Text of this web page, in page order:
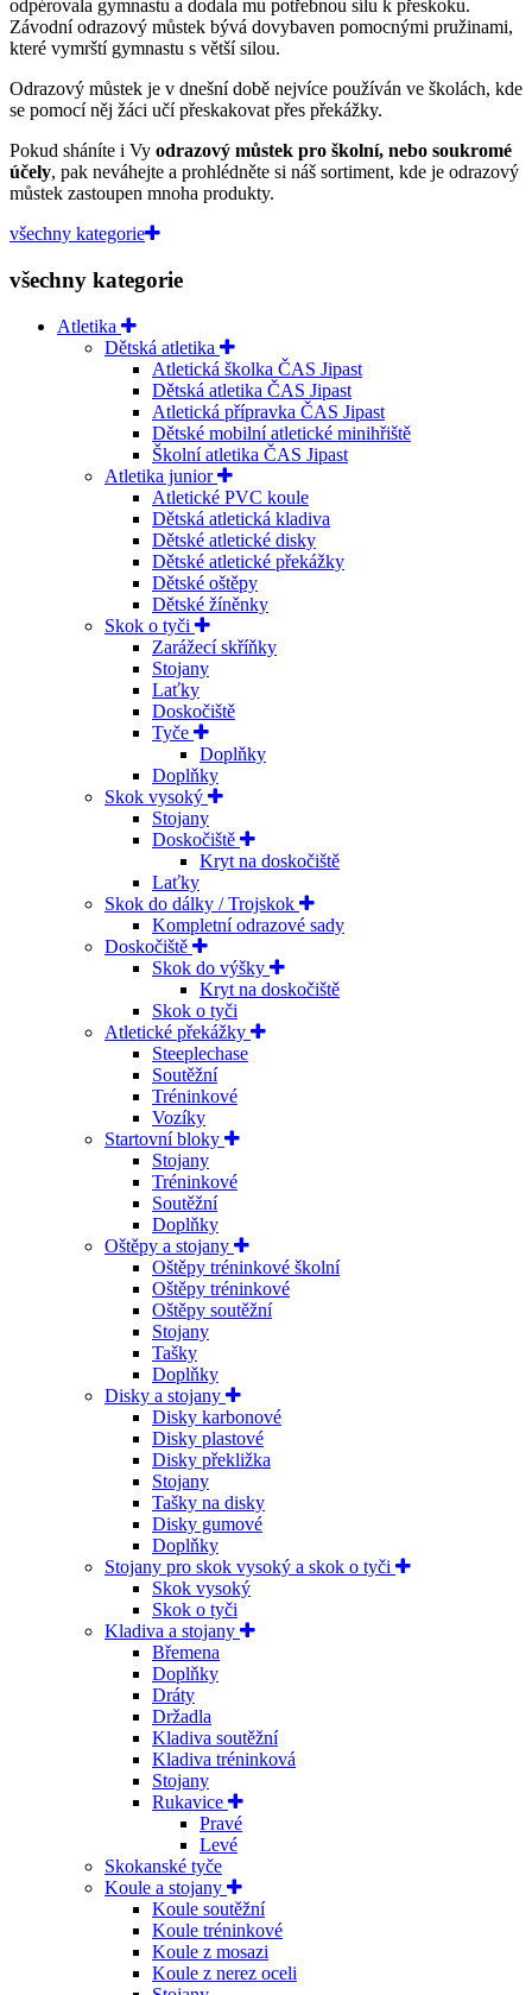
odpérovala gymnastu a dodala mu potřebnou sílu k přeskoku.
Závodní odrazový můstek bývá dovybaven pomocnými pružinami,
které vymrští gymnastu s větší silou.
Odrazový můstek je v dnešní době nejvíce používán ve školách, kde
se pomocí něj žáci učí přeskakovat přes překážky.
Pokud sháníte i Vy odrazový můstek pro školní, nebo soukromé
účely, pak neváhejte a prohlédněte si náš sortiment, kde je odrazový
můstek zastoupen mnoha produkty.
všechny kategorie
všechny kategorie
Atletika
Dětská atletika
Atletická školka ČAS Jipast
Dětská atletika ČAS Jipast
Atletická přípravka ČAS Jipast
Dětské mobilní atletické minihřiště
Školní atletika ČAS Jipast
Atletika junior
Atletické PVC koule
Dětská atletická kladiva
Dětské atletické disky
Dětské atletické překážky
Dětské oštěpy
Dětské žíněnky
Skok o tyči
Zarážecí skříňky
Stojany
Laťky
Doskočiště
Tyče
Doplňky
Doplňky
Skok vysoký
Stojany
Doskočiště
Kryt na doskočiště
Laťky
Skok do dálky / Trojskok
Kompletní odrazové sady
Doskočiště
Skok do výšky
Kryt na doskočiště
Skok o tyči
Atletické překážky
Steeplechase
Soutěžní
Tréninkové
Vozíky
Startovní bloky
Stojany
Tréninkové
Soutěžní
Doplňky
Oštěpy a stojany
Oštěpy tréninkové školní
Oštěpy tréninkové
Oštěpy soutěžní
Stojany
Tašky
Doplňky
Disky a stojany
Disky karbonové
Disky plastové
Disky překližka
Stojany
Tašky na disky
Disky gumové
Doplňky
Stojany pro skok vysoký a skok o tyči
Skok vysoký
Skok o tyči
Kladiva a stojany
Břemena
Doplňky
Dráty
Držadla
Kladiva soutěžní
Kladiva tréninková
Stojany
Rukavice
Pravé
Levé
Skokanské tyče
Koule a stojany
Koule soutěžní
Koule tréninkové
Koule z mosazi
Koule z nerez oceli